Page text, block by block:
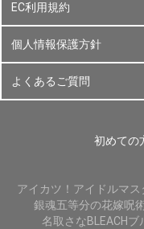
EC利用規約
個人情報保護方針
よくあるご質問
初めての
アイカツ！ アイドルマス
銀魂五等分の花嫁呪
名取さなBLEACHブ